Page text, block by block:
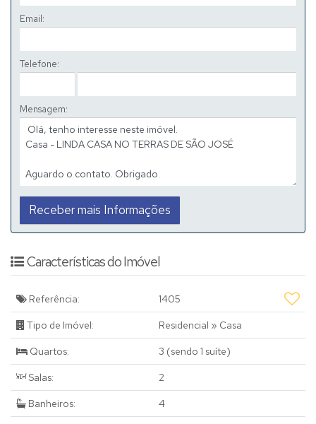
✅ Edícula com churrasqueira;
✅ Piscina de alvenaria com hidro e cascata;
✅ WC social;
✨ R$ 800.000,00
Email:
Telefone:
Mensagem:
Características do Imóvel
Referência: 1405
Tipo de Imóvel: Residencial » Casa
Quartos: 3 (sendo 1 suíte)
Salas: 2
Banheiros: 4